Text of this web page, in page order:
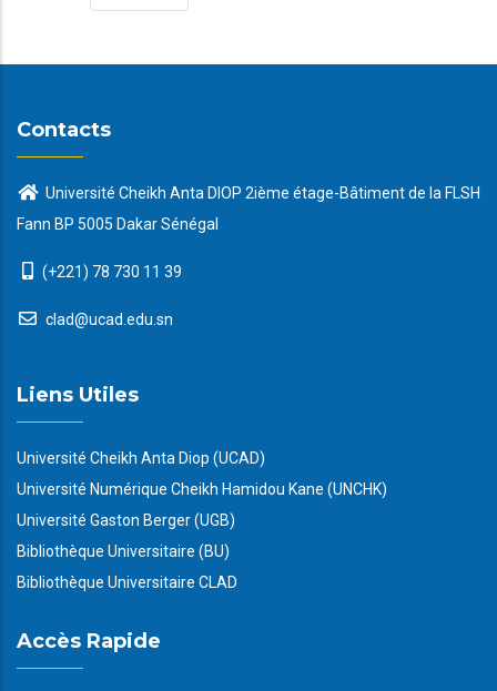
Contacts
Université Cheikh Anta DIOP 2ième étage-Bâtiment de la FLSH
Fann BP 5005 Dakar Sénégal
(+221) 78 730 11 39
clad@ucad.edu.sn
Liens Utiles
Université Cheikh Anta Diop (UCAD)
Université Numérique Cheikh Hamidou Kane (UNCHK)
Université Gaston Berger (UGB)
Bibliothèque Universitaire (BU)
Bibliothèque Universitaire CLAD
Accès Rapide